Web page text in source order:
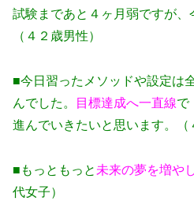
試験まであと４ヶ月弱ですが、
（４２歳男性）
■今日習ったメソッドや設定は
んでした。
目標達成へ一直線で
進んでいきたいと思います。（
■もっともっと 未来の夢を増や
代女子）